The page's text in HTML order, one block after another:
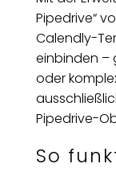
Pipedrive“
Calendly-
einbinden –
oder
Pipedrive-
So